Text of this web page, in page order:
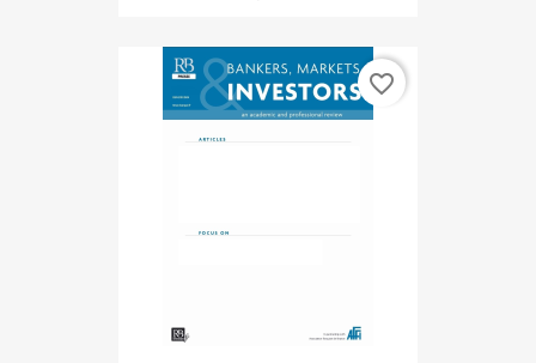
favorite_border